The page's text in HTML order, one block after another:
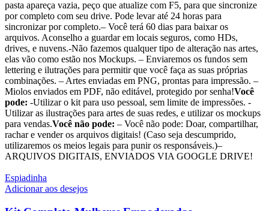
pasta apareça vazia, peço que atualize com F5, para que sincronize
por completo com seu drive. Pode levar até 24 horas para
sincronizar por completo.– Você terá 60 dias para baixar os
arquivos. Aconselho a guardar em locais seguros, como HDs,
drives, e nuvens.-Não fazemos qualquer tipo de alteração nas artes,
elas vão como estão nos Mockups. – Enviaremos os fundos sem
lettering e ilutrações para permitir que você faça as suas próprias
combinações. – Artes enviadas em PNG, prontas para impressão. –
Miolos enviados em PDF, não editável, protegido por senha!Você
pode: -Utilizar o kit para uso pessoal, sem limite de impressões. -
Utilizar as ilustrações para artes de suas redes, e utilizar os mockups
para vendas.Você não pode: – Você não pode: Doar, compartilhar,
rachar e vender os arquivos digitais! (Caso seja descumprido,
utilizaremos os meios legais para punir os responsáveis.)–
ARQUIVOS DIGITAIS, ENVIADOS VIA GOOGLE DRIVE!
Espiadinha
Adicionar aos desejos